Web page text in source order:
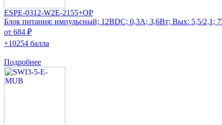
ESPE-0312-W2E-2155+OP
Блок питания: импульсный; 12ВDC; 0,3А; 3,6Вт; Вых: 5,5/2,1;
от 684 ₽
+10254 балла
Подробнее